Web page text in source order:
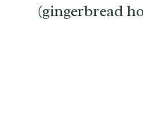
(gingerbread